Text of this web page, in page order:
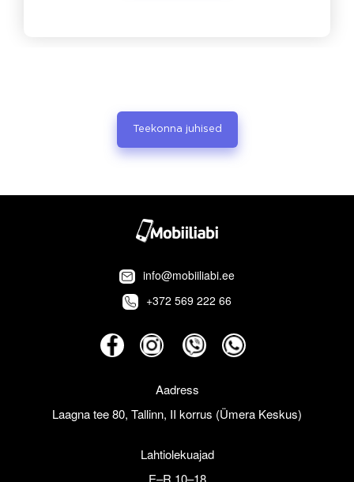
Teekonna juhised
info@mobiiliabi.ee
+372 569 222 66
Aadress
Laagna tee 80, Tallinn, II korrus (Ümera Keskus)
Lahtiolekuajad
E–R 10–18